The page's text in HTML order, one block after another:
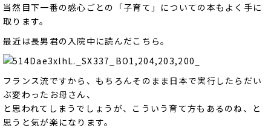
当然目下一番の感心ごとの「子育て」についての本もよく手に
取ります。
最近は長男君の入院中に読んだこちら。
フランス流ですから、もちろんそのまま日本で実行したらだい
ぶ変わったお母さん、
と思われてしまうでしょうが、こういう育て方もあるのね、と
思うと気が楽になります。